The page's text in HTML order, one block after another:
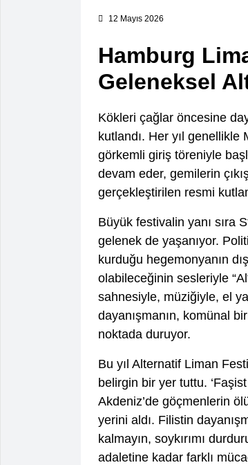
12 Mayıs 2026
Hamburg
Geleneksel
Kökleri çağlar öncesine
kutlandı. Her yıl
görkemli giriş töreniyle
devam eder, gemilerin
gerçekleştirilen resmi
Büyük festivalin yanı sıra
gelenek de yaşanıyor.
kurduğu hegemonyanın
olabileceğinin sesleriyle
sahnesiyle, müziğiyle, el
dayanışmanın, komünal
noktada duruyor.
Bu yıl Alternatif Liman
belirgin bir yer tuttu. ‘Faşist
Akdeniz’de göçmenlerin
yerini aldı. Filistin
kalmayın, soykırımı
adaletine kadar farklı